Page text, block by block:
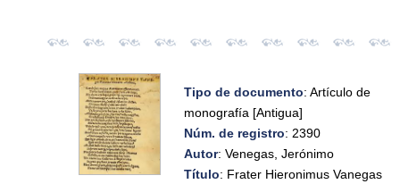
Tipo de documento: Artículo de
monografía [Antigua]
Núm. de registro: 2390
Autor: Venegas, Jerónimo
Título: Frater Hieronimus Vanegas